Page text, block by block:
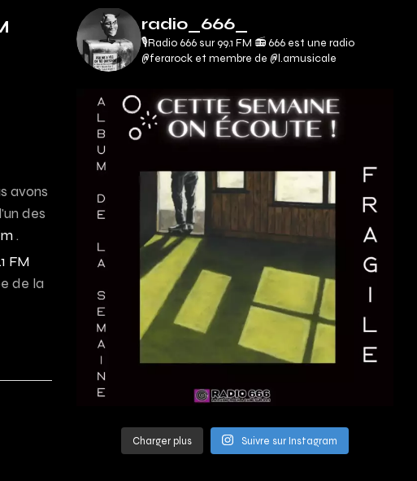
avons
des
.
FM
de la
radio_666_
🎙Radio 666 sur 99.1 FM 📻666 est une radio
@ferarock et membre de @l.amusicale
Charger plus Suivre sur Instagram